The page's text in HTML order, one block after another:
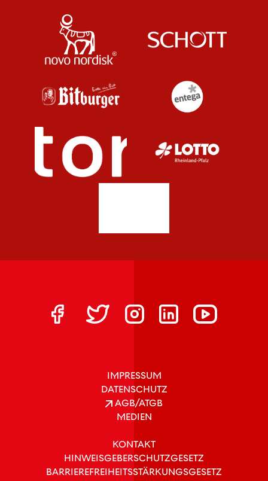
IMPRESSUM
DATENSCHUTZ
AGB/ATGB
MEDIEN
KONTAKT
HINWEISGEBERSCHUTZGESETZ
BARRIEREFREIHEITSSTÄRKUNGSGESETZ